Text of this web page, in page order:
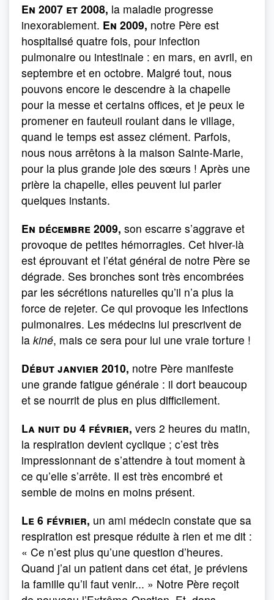
En 2007 et 2008, la maladie progresse
inexorablement. En 2009, notre Père est
hospitalisé quatre fois, pour infection
pulmonaire ou intestinale : en mars, en avril, en
septembre et en octobre. Malgré tout, nous
pouvons encore le descendre à la chapelle
pour la messe et certains offices, et je peux le
promener en fauteuil roulant dans le village,
quand le temps est assez clément. Parfois,
nous nous arrêtons à la maison Sainte-Marie,
pour la plus grande joie des sœurs ! Après une
prière la chapelle, elles peuvent lui parler
quelques instants.
En décembre 2009, son escarre s’aggrave et
pro­voque de petites hémorragies. Cet hiver-là
est éprouvant et l’état général de notre Père se
dégrade. Ses bronches sont très encombrées
par les sécrétions naturelles qu’il n’a plus la
force de rejeter. Ce qui provoque les infections
pulmonaires. Les médecins lui prescrivent de
la kiné, mais ce sera pour lui une vraie torture !
Début janvier 2010, notre Père manifeste
une grande fatigue générale : il dort beaucoup
et se nourrit de plus en plus difficilement.
La nuit du 4 février, vers 2 heures du matin,
la respiration devient cyclique ; c’est très
impressionnant de s’attendre à tout moment à
ce qu’elle s’arrête. Il est très encombré et
semble de moins en moins présent.
Le 6 février, un ami médecin constate que sa
respiration est presque réduite à rien et me dit :
« Ce n’est plus qu’une question d’heures.
Quand j’ai un patient dans cet état, je préviens
la famille qu’il faut venir... » Notre Père reçoit